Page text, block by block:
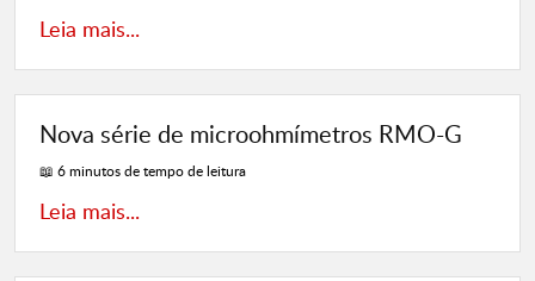
Leia mais...
Nova série de microohmímetros RMO-G
📖 6 minutos de tempo de leitura
Leia mais...